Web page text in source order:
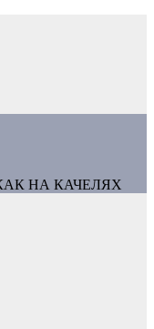
НА КАЧЕЛЯХ